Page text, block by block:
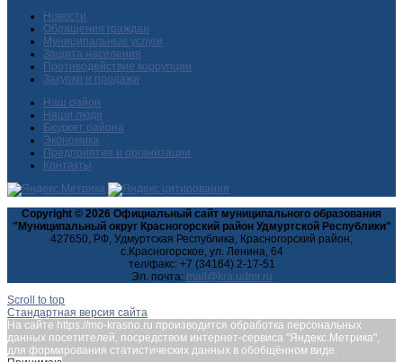
Новости
Обращения граждан
Муниципальные услуги
Защита населения
Противодействие коррупции
Закупки и продажи
Наш район
Наши люди
Бюджет района
Экономика
Предприятия и организации
Контакты
Copyright © 2026 Официальный сайт муниципального образования
"Муниципальный округ Красногорский район Удмуртской Республики"
427650, РФ, Удмуртская Республика, Красногорский район,
с.Красногорское, ул. Ленина, 64
тел/факс: +7 (34164) 2-17-51
Эл. почта:
Scroll to top
Стандартная версия сайта
На сайте https://mo-krasno.ru производится обработка персональных
данных посетителей, посредством интернет-сервиса "Яндекс.Метрика",
для формирования статистических данных в обобщённом виде.